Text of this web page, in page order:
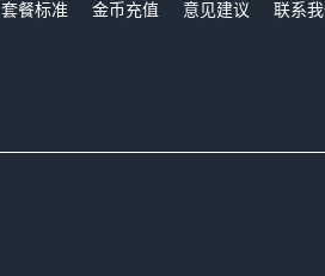
套餐标准
金币充值 意见建议 联系我